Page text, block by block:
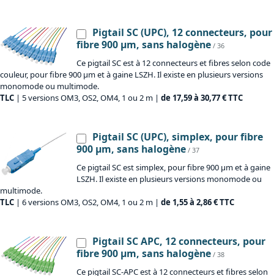
Pigtail SC (UPC), 12 connecteurs, pour
fibre 900 µm, sans halogène / 36
Ce pigtail SC est à 12 connecteurs et fibres selon code
couleur, pour fibre 900 µm et à gaine LSZH. Il existe en plusieurs versions
monomode ou multimode.
TLC | 5 versions OM3, OS2, OM4, 1 ou 2 m | de 17,59 à 30,77 € TTC
Pigtail SC (UPC), simplex, pour fibre
900 µm, sans halogène / 37
Ce pigtail SC est simplex, pour fibre 900 µm et à gaine
LSZH. Il existe en plusieurs versions monomode ou
multimode.
TLC | 6 versions OM3, OS2, OM4, 1 ou 2 m | de 1,55 à 2,86 € TTC
Pigtail SC APC, 12 connecteurs, pour
fibre 900 µm, sans halogène / 38
Ce pigtail SC-APC est à 12 connecteurs et fibres selon